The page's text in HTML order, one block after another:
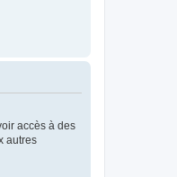
accès à des
autres